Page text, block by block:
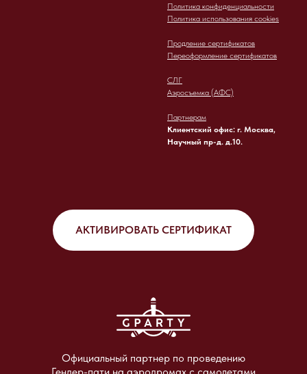
Политика конфиденциальности
Политика использования cookies
Продление сертификатов
Переоформление сертификатов
СЛГ
Аэросъемка (АФС)
Партнерам
Клиентский офис: г. Москва,
Научный пр-д. д.10.
АКТИВИРОВАТЬ СЕРТИФИКАТ
Официальный партнер по проведению